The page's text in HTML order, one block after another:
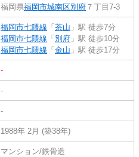
福岡県福岡市城南区別府 ７丁目7-3
福岡市七隈線 「 茶山 」駅 徒歩7分
福岡市七隈線 「 別府 」駅 徒歩10分
福岡市七隈線 「 金山 」駅 徒歩17分
-
-
-
1988年 2月 (築38年)
マンション/鉄骨造